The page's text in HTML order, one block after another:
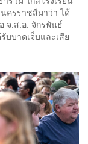
ครราชสีมาว่า ได้
จ.ส.อ. จักรพันธ์
บบาดเจ็บและเสีย